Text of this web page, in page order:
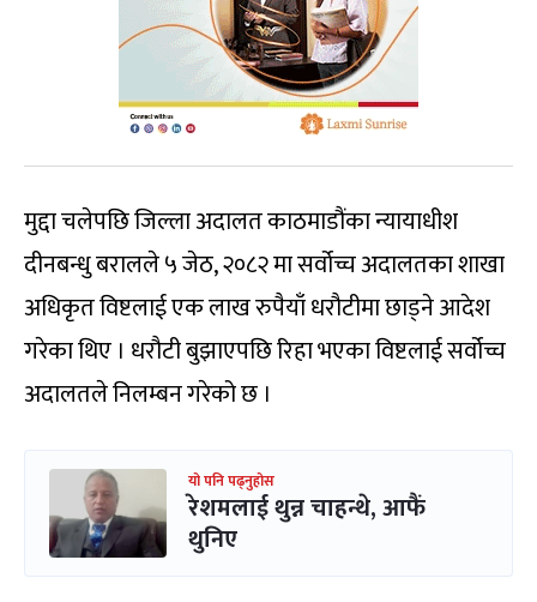
मुद्दा चलेपछि जिल्ला अदालत काठमाडौंका न्यायाधीश
दीनबन्धु बरालले ५ जेठ, २०८२ मा सर्वोच्च अदालतका शाखा
अधिकृत विष्टलाई एक लाख रुपैयाँ धरौटीमा छाड्ने आदेश
गरेका थिए । धरौटी बुझाएपछि रिहा भएका विष्टलाई सर्वोच्च
अदालतले निलम्बन गरेको छ ।
यो पनि पढ्नुहोस
रेशमलाई थुन्न चाहन्थे, आफैं
थुनिए